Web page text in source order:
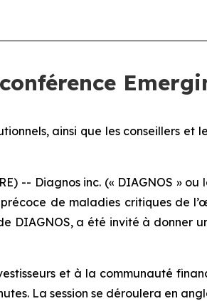
ainsi que les conseillers
-- Diagnos inc. (« DIAGNOS »
de maladies critiques de
DIAGNOS, a été invité à donner
et à la communauté
La session se déroulera en